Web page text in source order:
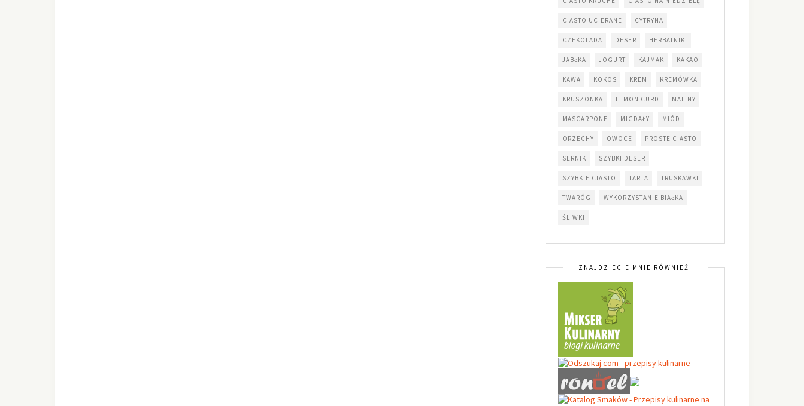
CIASTO UCIERANE CYTRYNA
CZEKOLADA DESER HERBATNIKI
JABŁKA JOGURT KAJMAK KAKAO
KAWA KOKOS KREM KREMÓWKA
KRUSZONKA LEMON CURD MALINY
MASCARPONE MIGDAŁY MIÓD
ORZECHY OWOCE PROSTE CIASTO
SERNIK SZYBKI DESER
SZYBKIE CIASTO TARTA TRUSKAWKI
TWARÓG WYKORZYSTANIE BIAŁKA
ŚLIWKI
ZNAJDZIECIE MNIE RÓWNIEŻ: